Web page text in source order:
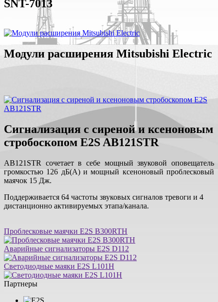
SNT-7013
Модули расширения Mitsubishi Electric
Сигнализация с сиреной и ксеноновым
стробоскопом E2S AB121STR
AB121STR сочетает в себе мощный звуковой оповещатель
громкостью 126 дБ(A) и мощный ксеноновый проблесковый
маячок 15 Дж.
Поддерживается 64 частоты звуковых сигналов тревоги и 4
дистанционно активируемых этапа/канала.
Проблесковые маячки E2S B300RTH
Аварийные сигнализаторы E2S D112
Светодиодные маяки E2S L101H
Партнеры